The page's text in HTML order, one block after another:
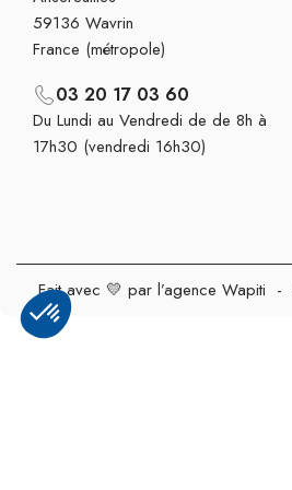
59136 Wavrin
France (métropole)
03 20 17 03 60
Du Lundi au Vendredi de de 8h à
17h30 (vendredi 16h30)
Fait avec 💛 par l’agence Wapiti -